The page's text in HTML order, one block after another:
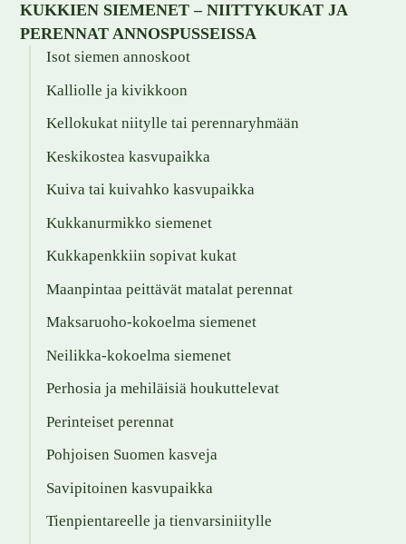
KUKKIEN SIEMENET – NIITTYKUKAT JA
PERENNAT ANNOSPUSSEISSA
Isot siemen annoskoot
Kalliolle ja kivikkoon
Kellokukat niitylle tai perennaryhmään
Keskikostea kasvupaikka
Kuiva tai kuivahko kasvupaikka
Kukkanurmikko siemenet
Kukkapenkkiin sopivat kukat
Maanpintaa peittävät matalat perennat
Maksaruoho-kokoelma siemenet
Neilikka-kokoelma siemenet
Perhosia ja mehiläisiä houkuttelevat
Perinteiset perennat
Pohjoisen Suomen kasveja
Savipitoinen kasvupaikka
Tienpientareelle ja tienvarsiniitylle